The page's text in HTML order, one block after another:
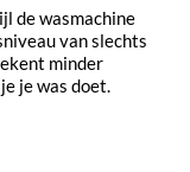
de wasmachine
van slechts
minder
je was doet.